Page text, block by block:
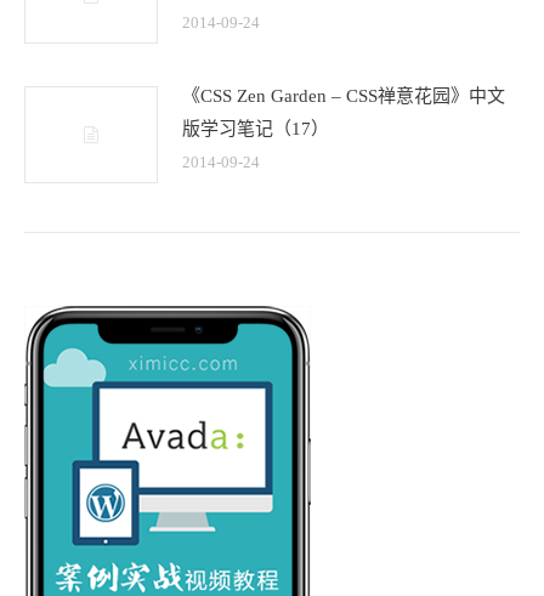
2014-09-24
《CSS Zen Garden – CSS禅意花园》中文
版学习笔记（17）
2014-09-24